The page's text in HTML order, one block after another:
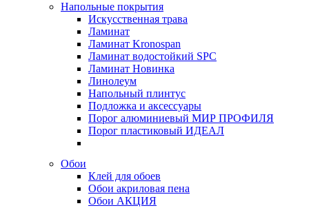
Напольные покрытия
Искусственная трава
Ламинат
Ламинат Kronospan
Ламинат водостойкий SPC
Ламинат Новинка
Линолеум
Напольный плинтус
Подложка и аксессуары
Порог алюминиевый МИР ПРОФИЛЯ
Порог пластиковый ИДЕАЛ
Обои
Клей для обоев
Обои акриловая пена
Обои АКЦИЯ